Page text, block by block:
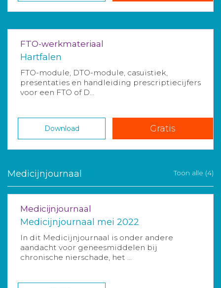
FTO-werkmateriaal
Hartfalen
FTO-module, DTO-module, casuïstiek,
presentaties en handleiding prescriptiecijfers
voor een FTO of D...
Download Gratis
Medicijnjournaal Toon alle (4)
Medicijnjournaal
Medicijnjournaal mei 2022
In dit Medicijnjournaal is onder andere
aandacht voor geneesmiddelen bij
chronische nierschade, het ...